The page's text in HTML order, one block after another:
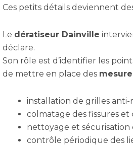
Ces petits détails deviennent
Le dératiseur Dainville
déclare.
Son rôle est d’identifier les
de mettre en place des
installation de grilles anti-
colmatage des fissures et
nettoyage et sécurisation
contrôle périodique des